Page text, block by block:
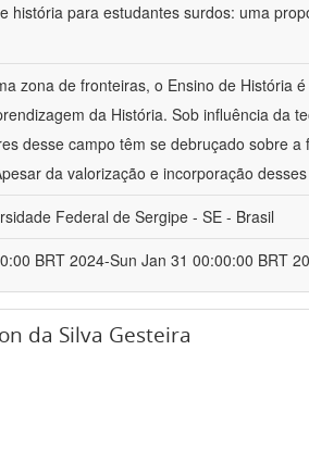
história para estudantes surdos: uma
zona de fronteiras, o Ensino de História
da História. Sob influência da
desse campo têm se debruçado sobre
da valorização e incorporação
Federal de Sergipe - SE - Brasil
BRT 2024-Sun Jan 31 00:00:00 BRT
da Silva Gesteira